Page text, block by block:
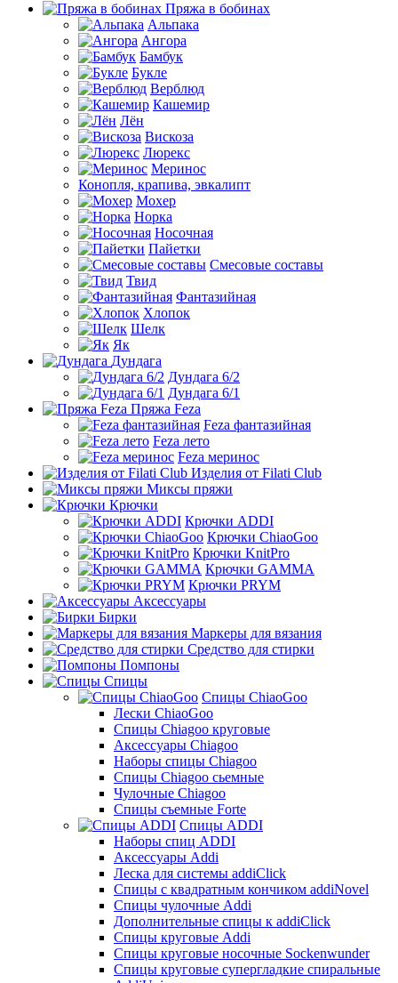
Пряжа в бобинах
Альпака
Ангора
Бамбук
Букле
Верблюд
Кашемир
Лён
Вискоза
Люрекс
Меринос
Конопля, крапива, эвкалипт
Мохер
Норка
Носочная
Пайетки
Смесовые составы
Твид
Фантазийная
Хлопок
Шелк
Як
Дундага
Дундага 6/2
Дундага 6/1
Пряжа Feza
Feza фантазийная
Feza лето
Feza меринос
Изделия от Filati Club
Миксы пряжи
Крючки
Крючки ADDI
Крючки ChiaoGoo
Крючки KnitPro
Крючки GAMMA
Крючки PRYM
Аксессуары
Бирки
Маркеры для вязания
Средство для стирки
Помпоны
Спицы
Спицы ChiaoGoo
Лески ChiaoGoo
Cпицы Сhiagoo круговые
Аксессуары Chiagoo
Наборы спицы Chiagoo
Спицы Chiagoo сьемные
Чулочные Chiagoo
Спицы съемные Forte
Спицы ADDI
Наборы спиц ADDI
Аксессуары Addi
Леска для системы addiClick
Спицы с квадратным кончиком addiNovel
Спицы чулочные Addi
Дополнительные спицы к addiClick
Спицы круговые Addi
Спицы круговые носочные Sockenwunder
Спицы круговые супергладкие спиральные